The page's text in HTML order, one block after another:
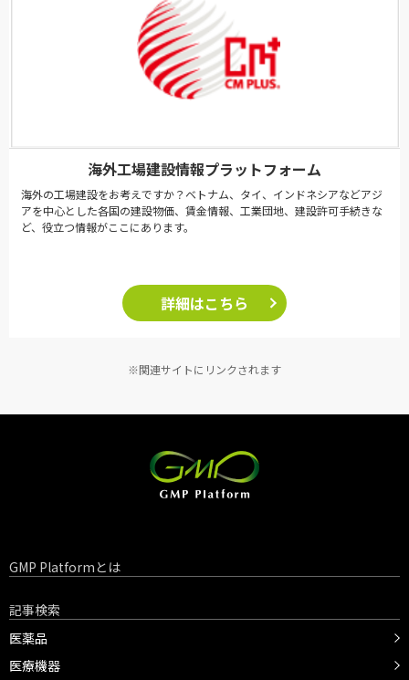
海外工場建設情報プラットフォーム
海外の工場建設をお考えですか？ベトナム、タイ、インドネシアなどアジ
アを中心とした各国の建設物価、賃金情報、工業団地、建設許可手続きな
ど、役立つ情報がここにあります。
詳細はこちら
※関連サイトにリンクされます
GMP Platformとは
記事検索
医薬品
医療機器